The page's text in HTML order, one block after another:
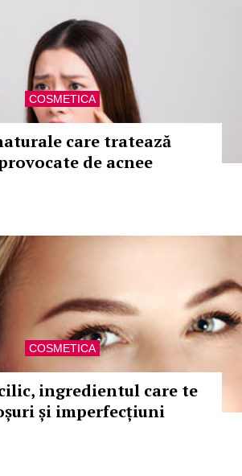
COSMETICA
care tratează
de acnee
COSMETICA
ingredientul care te
și imperfecțiuni